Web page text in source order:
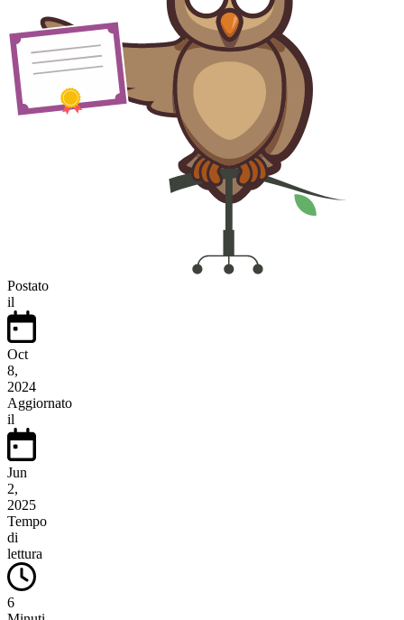
Postato
il
Oct
8,
2024
Aggiornato
il
Jun
2,
2025
Tempo
di
lettura
6